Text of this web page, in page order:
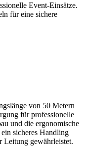
Event-Einsätze.
für eine sichere
von 50 Metern
für professionelle
und die ergonomische
sicheres Handling
Leitung gewährleistet.